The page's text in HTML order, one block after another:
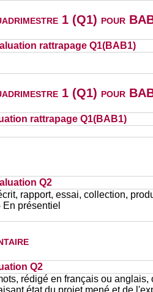
1 (Q1) pour
rattrapage Q1(BAB1)
1 (Q1) pour
rattrapage Q1(BAB1)
Q2
rapport, essai, collection,
présentiel
Q2
rédigé en français ou
état du projet mené et de